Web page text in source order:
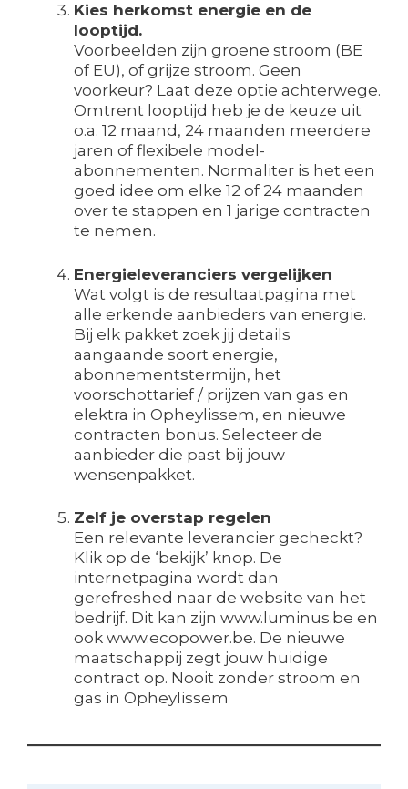
Kies herkomst energie en de
looptijd.
Voorbeelden zijn groene stroom (BE
of EU), of grijze stroom. Geen
voorkeur? Laat deze optie achterwege.
Omtrent looptijd heb je de keuze uit
o.a. 12 maand, 24 maanden meerdere
jaren of flexibele model-
abonnementen. Normaliter is het een
goed idee om elke 12 of 24 maanden
over te stappen en 1 jarige contracten
te nemen.
Energieleveranciers vergelijken
Wat volgt is de resultaatpagina met
alle erkende aanbieders van energie.
Bij elk pakket zoek jij details
aangaande soort energie,
abonnementstermijn, het
voorschottarief / prijzen van gas en
elektra in Opheylissem, en nieuwe
contracten bonus. Selecteer de
aanbieder die past bij jouw
wensenpakket.
Zelf je overstap regelen
Een relevante leverancier gecheckt?
Klik op de ‘bekijk’ knop. De
internetpagina wordt dan
gerefreshed naar de website van het
bedrijf. Dit kan zijn www.luminus.be en
ook www.ecopower.be. De nieuwe
maatschappij zegt jouw huidige
contract op. Nooit zonder stroom en
gas in Opheylissem